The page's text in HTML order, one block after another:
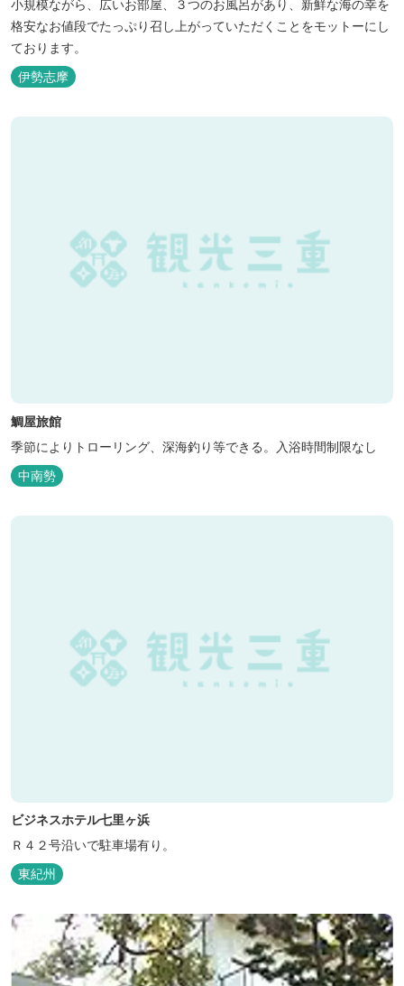
小規模ながら、広いお部屋、３つのお風呂があり、新鮮な海の幸を
格安なお値段でたっぷり召し上がっていただくことをモットーにし
ております。
伊勢志摩
鯛屋旅館
季節によりトローリング、深海釣り等できる。入浴時間制限なし
中南勢
ビジネスホテル七里ヶ浜
Ｒ４２号沿いで駐車場有り。
東紀州